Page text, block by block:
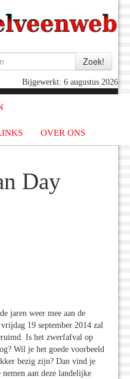
Bijgewerkt: 6 augustus 2026
OVER ONS
Day
jaren weer mee aan de
19 september 2014 zal
Is het zwerfafval op
Wil je het goede voorbeeld
bezig zijn? Dan vind je
aan deze landelijke